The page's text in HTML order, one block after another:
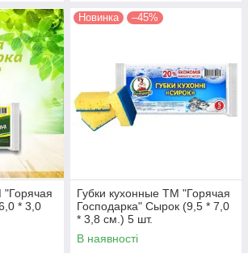
"Горячая
* 3,0
Новинка –45%
Губки кухонные ТМ "Горячая
Господарка" Сырок (9,5 * 7,0
* 3,8 см.) 5 шт.
В наявності